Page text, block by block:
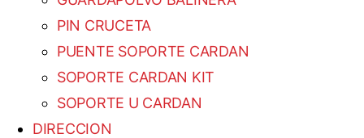
PIN CRUCETA
PUENTE SOPORTE CARDAN
SOPORTE CARDAN KIT
SOPORTE U CARDAN
DIRECCION